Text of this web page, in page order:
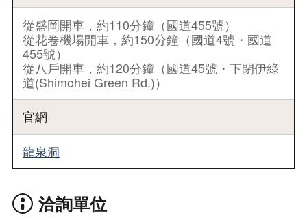
從盛岡開車，約110分鐘（國道455號）
從花卷機場開車，約150分鐘（國道4號・國道
455號）
從八戶開車，約120分鐘（國道45號・下閉伊綠
道(Shimohei Green Rd.)）
官網
龍泉洞
洽詢單位